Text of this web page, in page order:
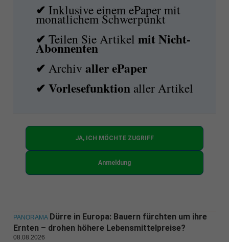
✔Inklusive einem ePaper mit
monatlichem Schwerpunkt
✔Teilen Sie ArtikelmitNicht-
Abonnenten
✔Archivaller ePaper
✔Vorlesefunktion aller Artikel
JA, ICH MÖCHTE ZUGRIFF
Anmeldung
PANORAMA Dürre in Europa: Bauern fürchten um ihre
Ernten – drohen höhere Lebensmittelpreise?
08.08.2026